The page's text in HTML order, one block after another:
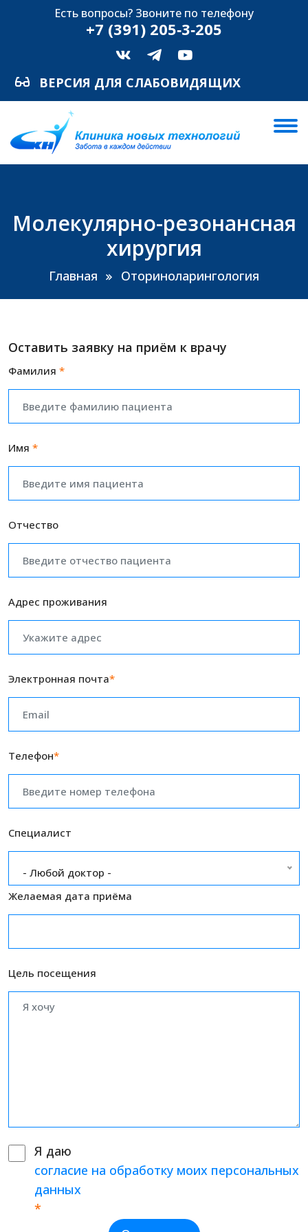
Есть вопросы? Звоните по телефону
+7 (391) 205‑3‑205
ВЕРСИЯ ДЛЯ СЛАБОВИДЯЩИХ
Молекулярно-резонансная
хирургия
Главная Оториноларингология
Оставить заявку на приём к врачу
Фамилия *
Имя *
Отчество
Адрес проживания
Электронная почта*
Телефон*
Специалист
- Любой доктор -
Желаемая дата приёма
Цель посещения
Я даю
согласие на обработку моих персональных
данных
*